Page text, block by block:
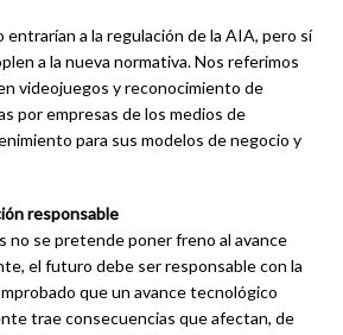
a la regulación de la AIA, pero sí
a la nueva normativa. Nos referimos
videojuegos y reconocimiento de
por empresas de los medios de
para sus modelos de negocio y
responsable
no se pretende poner freno al avance
el futuro debe ser responsable con la
que un avance tecnológico
trae consecuencias que afectan, de